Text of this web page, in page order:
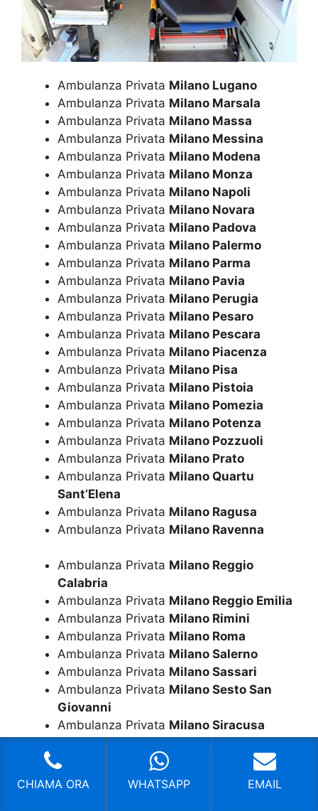
Ambulanza Privata Milano Lugano
Ambulanza Privata Milano Marsala
Ambulanza Privata Milano Massa
Ambulanza Privata Milano Messina
Ambulanza Privata Milano Modena
Ambulanza Privata Milano Monza
Ambulanza Privata Milano Napoli
Ambulanza Privata Milano Novara
Ambulanza Privata Milano Padova
Ambulanza Privata Milano Palermo
Ambulanza Privata Milano Parma
Ambulanza Privata Milano Pavia
Ambulanza Privata Milano Perugia
Ambulanza Privata Milano Pesaro
Ambulanza Privata Milano Pescara
Ambulanza Privata Milano Piacenza
Ambulanza Privata Milano Pisa
Ambulanza Privata Milano Pistoia
Ambulanza Privata Milano Pomezia
Ambulanza Privata Milano Potenza
Ambulanza Privata Milano Pozzuoli
Ambulanza Privata Milano Prato
Ambulanza Privata Milano Quartu
Sant’Elena
Ambulanza Privata Milano Ragusa
Ambulanza Privata Milano Ravenna
Ambulanza Privata Milano Reggio
Calabria
Ambulanza Privata Milano Reggio Emilia
Ambulanza Privata Milano Rimini
Ambulanza Privata Milano Roma
Ambulanza Privata Milano Salerno
Ambulanza Privata Milano Sassari
Ambulanza Privata Milano Sesto San
Giovanni
Ambulanza Privata Milano Siracusa
Ambulanza PrivataMilano Taranto
Ambulanza Privata
Ambulanza Privata Milano Torino
CHIAMA ORA WHATSAPP EMAIL